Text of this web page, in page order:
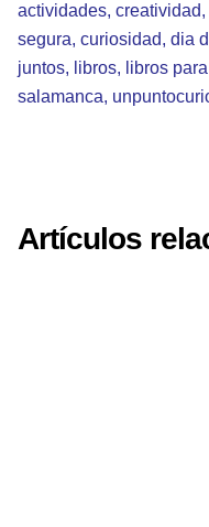
actividades, creatividad,
segura, curiosidad, dia
juntos, libros, libros
salamanca,
Artículos